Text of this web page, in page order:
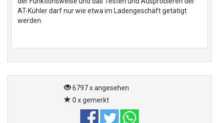
AT-Kühler darf nur wie etwa im Ladengeschäft getätigt
werden.
6797 x angesehen
0 x gemerkt